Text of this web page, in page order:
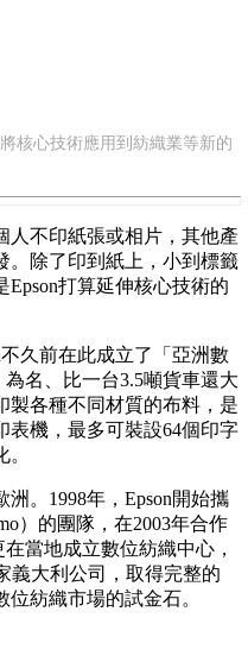
核心技術應用到紡織業等新的
人不印紙張或相片，其他產
。除了印到紙上，小到標籤
打算延伸核心技術的
久前在此成立了「亞洲數
名、比一台3.5噸貨車還大
製各種不同材質的布料，是
表機，最多可裝設64個印字
。1998年，Epson開始攜
）的團隊，在2003年合作
當地成立數位紡織中心，
義大利公司，取得完整的
紡織市場的試金石。